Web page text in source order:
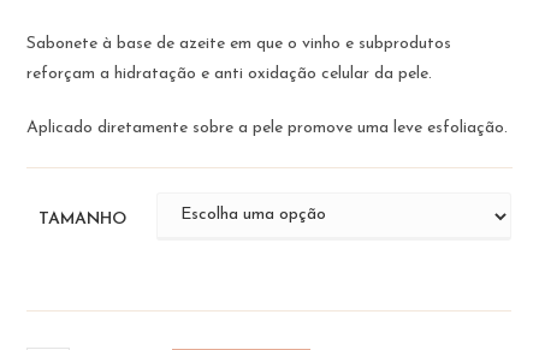
Sabonete à base de azeite em que o vinho e subprodutos
reforçam a hidratação e anti oxidação celular da pele.
Aplicado diretamente sobre a pele promove uma leve esfoliação.
TAMANHO